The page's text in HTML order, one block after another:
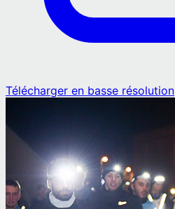
Télécharger en basse résolution